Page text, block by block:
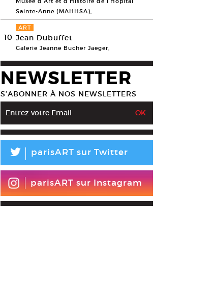
Sainte-Anne (MAHHSA),
10
ART
Jean Dubuffet
Galerie Jeanne Bucher Jaeger,
NEWSLETTER
S’ABONNER À NOS NEWSLETTERS
L parisART sur Twitter
parisART sur Instagram